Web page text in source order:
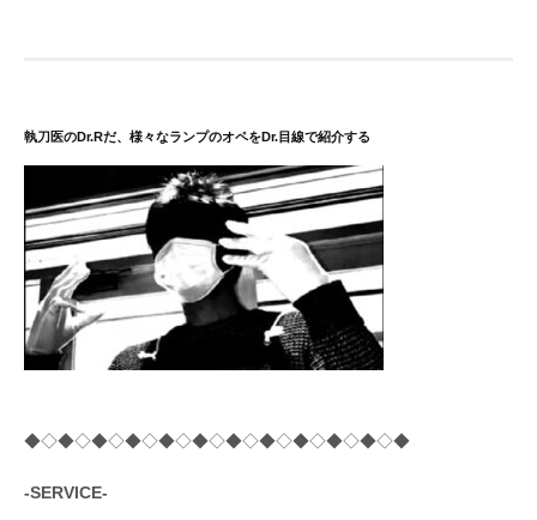
り
執刀医のDr.Rだ、様々なランプのオペをDr.目線で紹介する
◆◇◆◇◆◇◆◇◆◇◆◇◆◇◆◇◆◇◆◇◆◇◆
-SERVICE-